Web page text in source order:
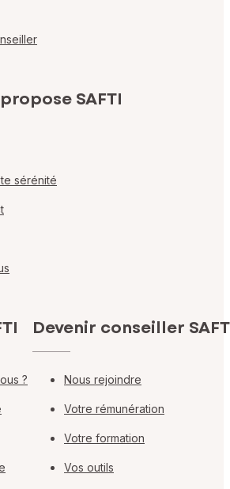
SAFTI
sérénité
?
Devenir conseiller
Nous rejoindre
Votre rémunération
Votre formation
Vos outils